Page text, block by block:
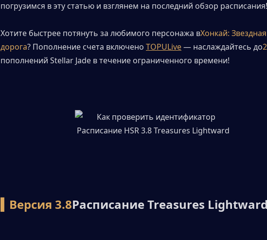
погрузимся в эту статью и взглянем на последний обзор расписания!
Хотите быстрее потянуть за любимого персонажа вХонкай:
дорога? Пополнение счета включено TOPULive — наслаждайтесь до
пополнений Stellar Jade в течение ограниченного времени!
▍Версия 3.8Расписание Treasures